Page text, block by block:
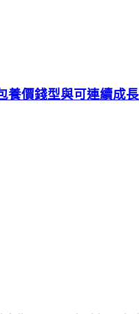
養價錢型與可連續成